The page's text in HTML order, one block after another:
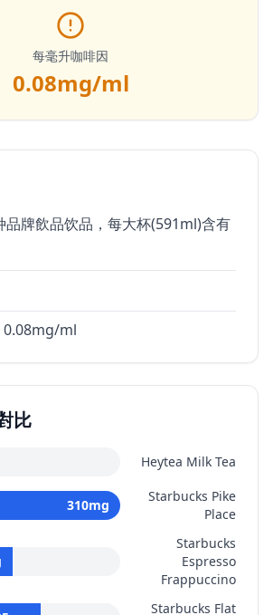
每毫升咖啡因
0.08mg/ml
品牌飲品饮品，每大杯(591ml)含有
0.08mg/ml
比
Heytea Milk Tea
310mg
Starbucks Pike
Place
Starbucks
Espresso
Frappuccino
Starbucks Flat